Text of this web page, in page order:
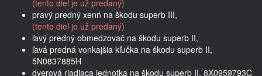
(tento diel je už predaný)
pravý predný xenń na škodu superb III,
(tento diel je už predaný)
ľavý predný obmedzovač na škodu superb II,
ľavá predná vonkajšia kľučka na škodu superb II,
5N0837885H
dverová riadiaca jednotka na škodu superb II, 8X0959793C